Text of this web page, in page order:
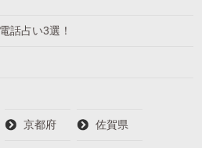
話占い3選！
京都府 佐賀県